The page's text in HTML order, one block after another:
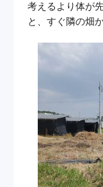
考えるより体が
と、すぐ隣の畑